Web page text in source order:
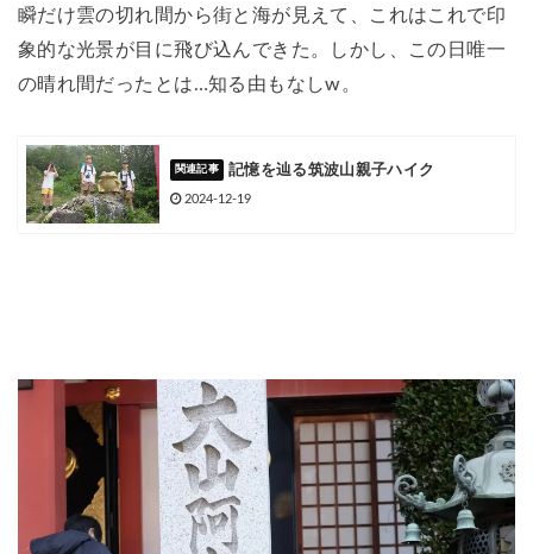
瞬だけ雲の切れ間から街と海が見えて、これはこれで印
象的な光景が目に飛び込んできた。しかし、この日唯一
の晴れ間だったとは…知る由もなしw。
記憶を辿る筑波山親子ハイク
2024-12-19